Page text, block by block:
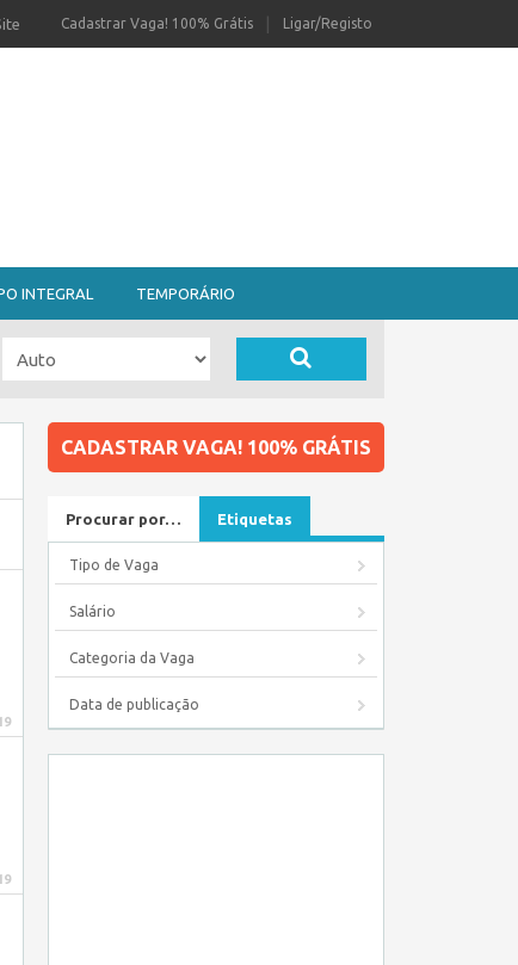
Ligar/Registo
Cadastrar Vaga! 100% Grátis
INTEGRAL TEMPORÁRIO
CADASTRAR VAGA! 100% GRÁTIS
Procurar por… Etiquetas
Tipo de Vaga
Salário
Categoria da Vaga
Data de publicação